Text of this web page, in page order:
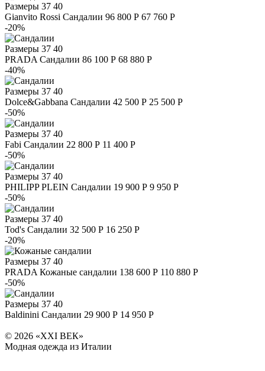
Размеры 37 40
Gianvito Rossi Сандалии 96 800 Р 67 760 Р
-20%
Размеры 37 40
PRADA Сандалии 86 100 Р 68 880 Р
-40%
Размеры 37 40
Dolce&Gabbana Сандалии 42 500 Р 25 500 Р
-50%
Размеры 37 40
Fabi Сандалии 22 800 Р 11 400 Р
-50%
Размеры 37 40
PHILIPP PLEIN Сандалии 19 900 Р 9 950 Р
-50%
Размеры 37 40
Tod's Сандалии 32 500 Р 16 250 Р
-20%
Размеры 37 40
PRADA Кожаные сандалии 138 600 Р 110 880 Р
-50%
Размеры 37 40
Baldinini Сандалии 29 900 Р 14 950 Р
© 2026 «XXI ВЕК»
Модная одежда из Италии